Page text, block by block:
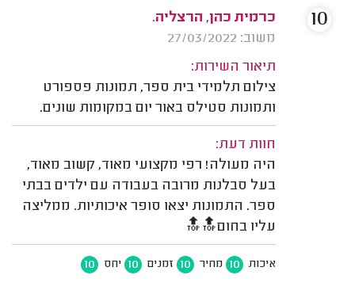
כרמית כהן, הרצליה.
משוב: 27/03/2022
תיאור השירות:
צילום תלמידי בית ספר, תמונות פספורט
ותמונות סטילס באור יום במקומות שונים.
חוות דעת:
היה מעולה! רפי מקצועי מאוד, קשוב מאוד,
בעל סבלנות מרובה בעבודה עם ילדים בבתי
ספר. התמונות יצאו סופר איכותיות. ממליצה
עליו בחום🔝🔝
איכות 10 מחיר 10 זמנים 10 יחס 10
10